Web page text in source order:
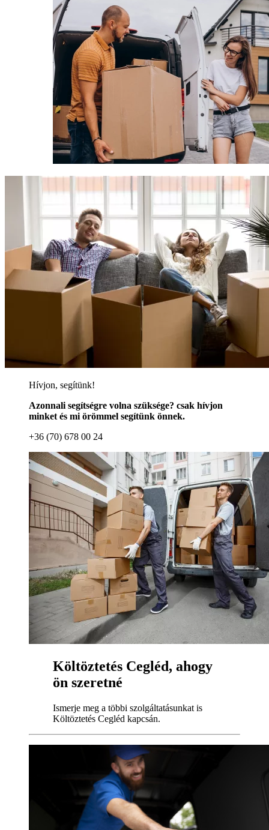
Hívjon, segítünk!
Azonnali segítségre volna szüksége? csak hívjon
minket és mi örömmel segítünk önnek.
+36 (70) 678 00 24
Költöztetés Cegléd, ahogy
ön szeretné
Ismerje meg a többi szolgáltatásunkat is
Költöztetés Cegléd kapcsán.